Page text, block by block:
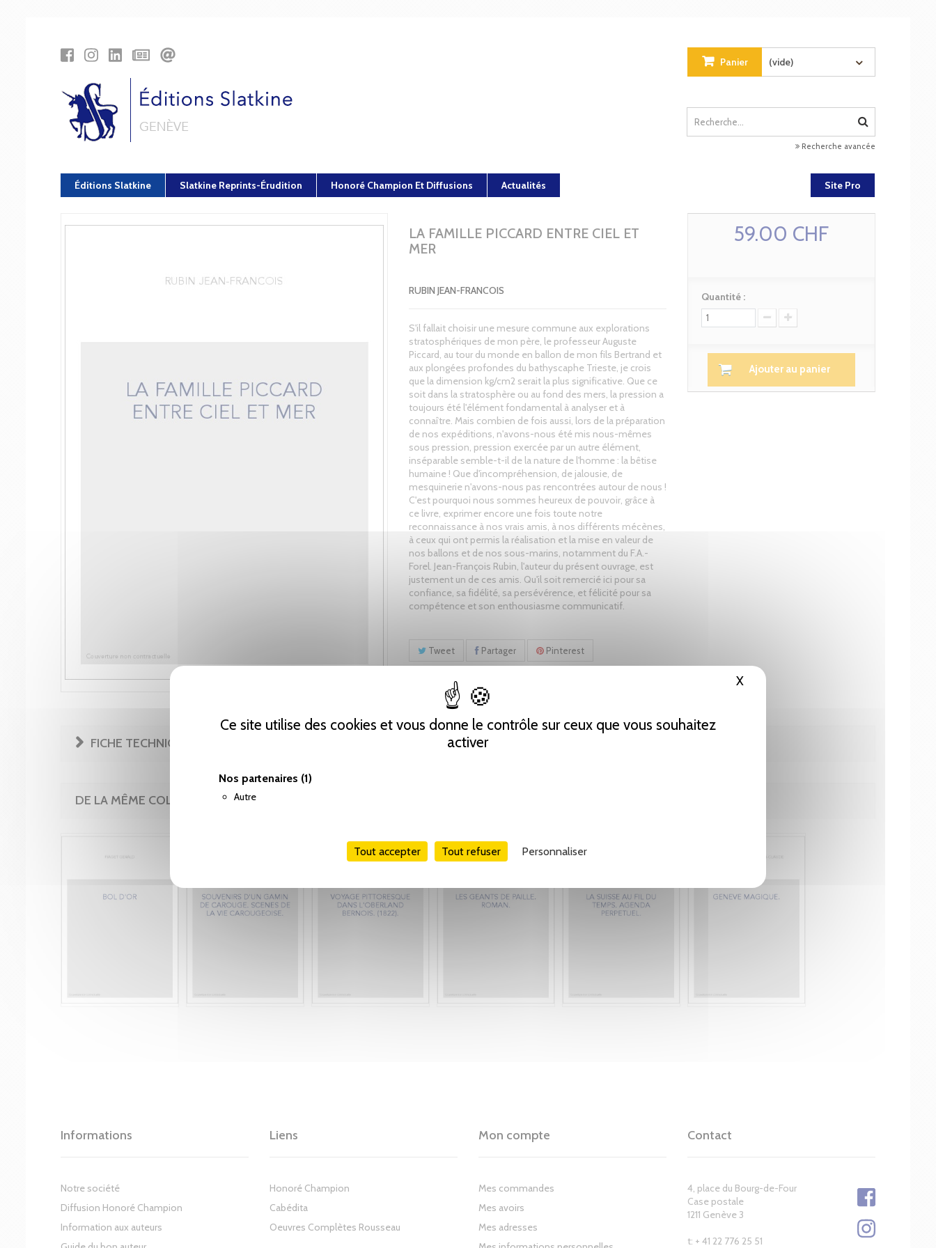
Ce site utilise des cookies et vous donne le contrôle sur ceux que vous souhaitez
activer
Nos partenaires (1)
Autre
Tout accepter Tout refuser Personnaliser
X Masquer le bandeau des cookies
Panier (vide)
Recherche avancée
Éditions Slatkine Slatkine Reprints-Érudition Honoré Champion Et Diffusions Actualités Site Pro
LA FAMILLE PICCARD ENTRE CIEL ET
MER
RUBIN JEAN-FRANCOIS
S'il fallait choisir une mesure commune aux explorations
stratosphériques de mon père, le professeur Auguste
Piccard, au tour du monde en ballon de mon fils Bertrand et
aux plongées profondes du bathyscaphe Trieste, je crois
que la dimension kg/cm2 serait la plus significative. Que ce
soit dans la stratosphère ou au fond des mers, la pression a
toujours été l'élément fondamental à analyser et à
connaître. Mais combien de fois aussi, lors de la préparation
de nos expéditions, n'avons-nous été mis nous-mêmes
sous pression, pression exercée par un autre élément,
inséparable semble-t-il de la nature de l'homme : la bêtise
humaine ! Que d'incompréhension, de jalousie, de
mesquinerie n'avons-nous pas rencontrées autour de nous !
C'est pourquoi nous sommes heureux de pouvoir, grâce à
ce livre, exprimer encore une fois toute notre
reconnaissance à nos vrais amis, à nos différents mécènes,
à ceux qui ont permis la réalisation et la mise en valeur de
nos ballons et de nos sous-marins, notamment du F.A.-
Forel. Jean-François Rubin, l'auteur du présent ouvrage, est
justement un de ces amis. Qu'il soit remercié ici pour sa
confiance, sa fidélité, sa persévérence, et félicité pour sa
compétence et son enthousiasme communicatif.
Tweet Partager Pinterest
59.00 CHF
Quantité :
Ajouter au panier
FICHE TECHNIQUE
DE LA MÊME COLLECTION
Informations
Notre société
Diffusion Honoré Champion
Information aux auteurs
Liens
Honoré Champion
Cabédita
Oeuvres Complètes Rousseau
Mon compte
Mes commandes
Mes avoirs
Mes adresses
Contact
4, place du Bourg-de-Four
Case postale
1211 Genève 3
t: + 41 22 776 25 51